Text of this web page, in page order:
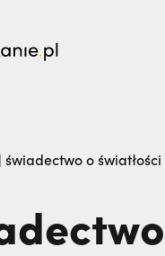
nie pojechałem:
| świadectwo o